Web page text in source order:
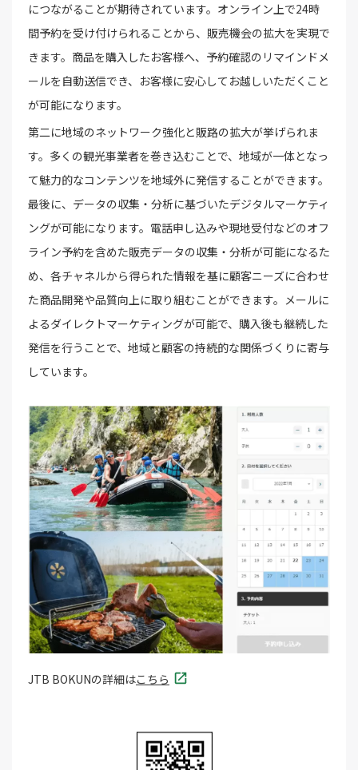
につながることが期待されています。オンライン上で24時
間予約を受け付けられることから、販売機会の拡大を実現で
きます。商品を購入したお客様へ、予約確認のリマインドメ
ールを自動送信でき、お客様に安心してお越しいただくこと
が可能になります。
第二に地域のネットワーク強化と販路の拡大が挙げられま
す。多くの観光事業者を巻き込むことで、地域が一体となっ
て魅力的なコンテンツを地域外に発信することができます。
最後に、データの収集・分析に基づいたデジタルマーケティ
ングが可能になります。電話申し込みや現地受付などのオフ
ライン予約を含めた販売データの収集・分析が可能になるた
め、各チャネルから得られた情報を基に顧客ニーズに合わせ
た商品開発や品質向上に取り組むことができます。メールに
よるダイレクトマーケティングが可能で、購入後も継続した
発信を行うことで、地域と顧客の持続的な関係づくりに寄与
しています。
JTB BOKUNの詳細はこちら